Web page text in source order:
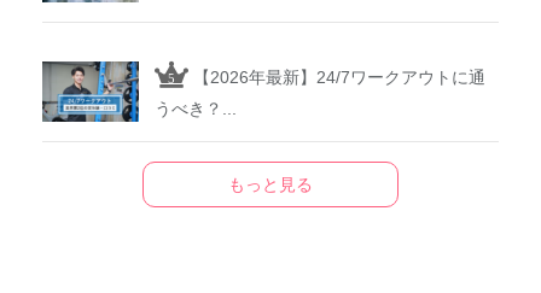
【2026年最新】24/7ワークアウトに通
うべき？...
もっと見る